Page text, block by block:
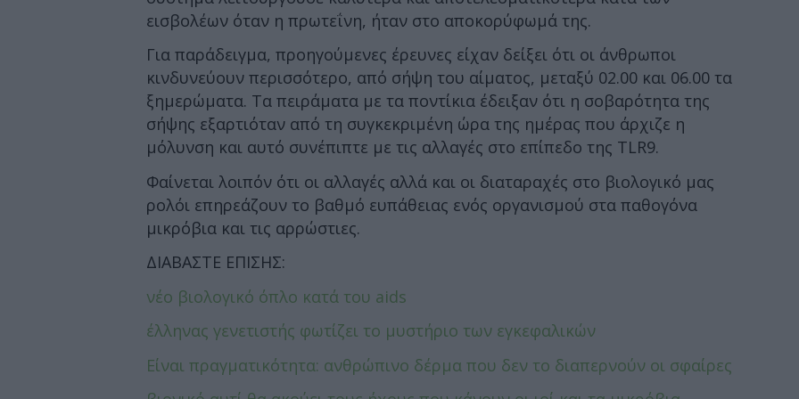
εισβολέων όταν η πρωτεΐνη, ήταν στο αποκορύφωμά της.
Για παράδειγμα, προηγούμενες έρευνες είχαν δείξει ότι οι άνθρωποι
κινδυνεύουν περισσότερο, από σήψη του αίματος, μεταξύ 02.00 και 06.00 τα
ξημερώματα. Τα πειράματα με τα ποντίκια έδειξαν ότι η σοβαρότητα της
σήψης εξαρτιόταν από τη συγκεκριμένη ώρα της ημέρας που άρχιζε η
μόλυνση και αυτό συνέπιπτε με τις αλλαγές στο επίπεδο της TLR9.
Φαίνεται λοιπόν ότι οι αλλαγές αλλά και οι διαταραχές στο βιολογικό μας
ρολόι επηρεάζουν το βαθμό ευπάθειας ενός οργανισμού στα παθογόνα
μικρόβια και τις αρρώστιες.
ΔΙΑΒΑΣΤΕ ΕΠΙΣΗΣ:
νέο βιολογικό όπλο κατά του aids
έλληνας γενετιστής φωτίζει το μυστήριο των εγκεφαλικών
Είναι πραγματικότητα: ανθρώπινο δέρμα που δεν το διαπερνούν οι σφαίρες